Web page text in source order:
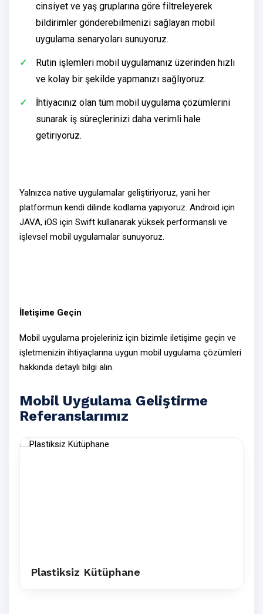
cinsiyet ve yaş gruplarına göre filtreleyerek
bildirimler gönderebilmenizi sağlayan mobil
uygulama senaryoları sunuyoruz.
Rutin işlemleri mobil uygulamanız üzerinden hızlı
ve kolay bir şekilde yapmanızı sağlıyoruz.
İhtiyacınız olan tüm mobil uygulama çözümlerini
sunarak iş süreçlerinizi daha verimli hale
getiriyoruz.
Yalnızca native uygulamalar geliştiriyoruz, yani her
platformun kendi dilinde kodlama yapıyoruz. Android için
JAVA, iOS için Swift kullanarak yüksek performanslı ve
işlevsel mobil uygulamalar sunuyoruz.
İletişime Geçin
Mobil uygulama projeleriniz için bizimle iletişime geçin ve
işletmenizin ihtiyaçlarına uygun mobil uygulama çözümleri
hakkında detaylı bilgi alın.
Mobil Uygulama Geliştirme
Referanslarımız
Plastiksiz Kütüphane